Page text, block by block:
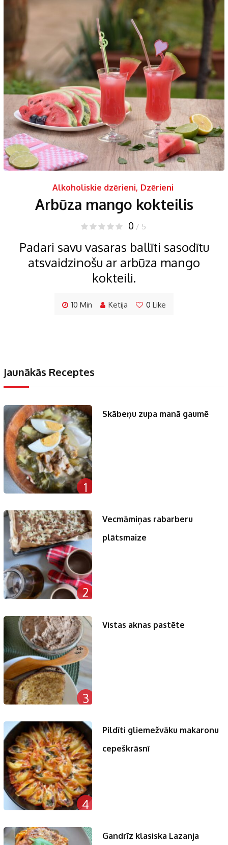
Alkoholiskie dzērieni, Dzērieni
Arbūza mango kokteilis
0 / 5
Padari savu vasaras ballīti sasodītu
atsvaidzinošu ar arbūza mango
kokteili.
10 Min Ketija 0 Like
Jaunākās Receptes
1
Skābeņu zupa manā gaumē
2
Vecmāmiņas rabarberu
plātsmaize
3
Vistas aknas pastēte
4
Pildīti gliemežvāku makaronu
cepeškrāsnī
Gandrīz klasiska Lazanja